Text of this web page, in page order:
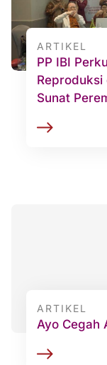
ARTIKEL
PP IBI
Reproduksi
Sunat
ARTIKEL
Ayo Cegah